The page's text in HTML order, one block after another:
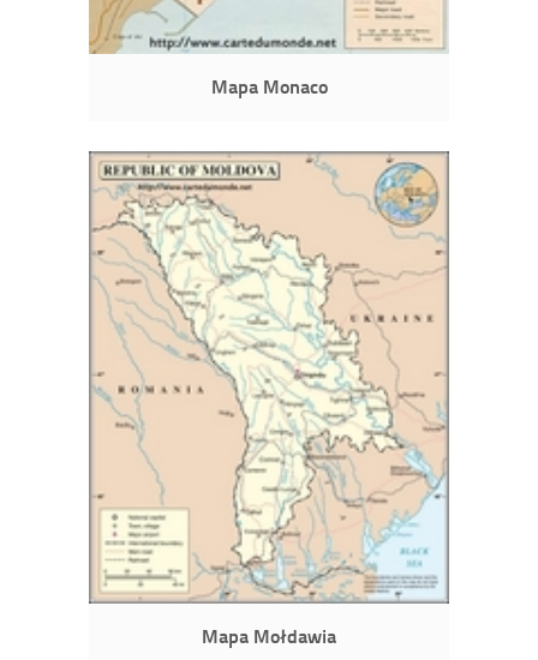
Mapa Monaco
Mapa Mołdawia